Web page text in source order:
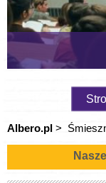
Albero.pl >